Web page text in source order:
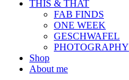
THIS & THAT
FAB FINDS
ONE WEEK
GESCHWAFEL
PHOTOGRAPHY
Shop
About me